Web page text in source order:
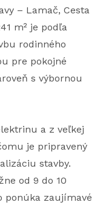
– Lamač, Cesta
m² je podľa
rodinného
pre pokojné
s výbornou
a z veľkej
je pripravený
stavby.
od 9 do 10
ponúka zaujímavé